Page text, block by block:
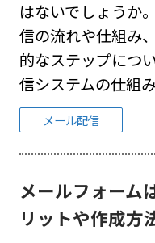
はないでしょうか
信の流れや仕組み
的なステップにつ
信システムの仕組
メール配信
メールフォーム
リットや作成方